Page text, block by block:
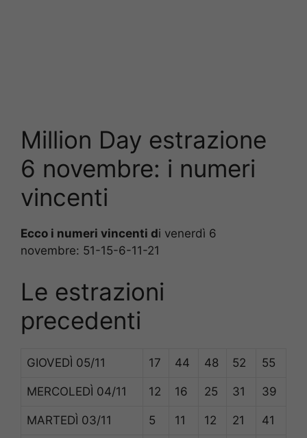
Million Day estrazione
6 novembre: i numeri
vincenti
Ecco i numeri vincenti di venerdì 6
novembre: 51-15-6-11-21
Le estrazioni
precedenti
GIOVEDÌ 05/11 17 44 48 52 55
MERCOLEDÌ 04/11 12 16 25 31 39
MARTEDÌ 03/11 5 11 12 21 41